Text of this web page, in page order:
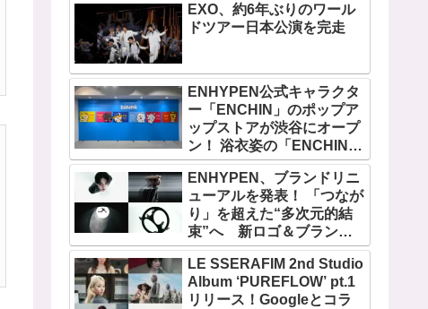
EXO、約6年ぶりのワール
ドツアー日本公演を完走
ENHYPEN公式キャラクタ
ー「ENCHIN」のポップア
ップストアが渋谷にオープ
ン！ 浴衣姿の「ENCHIN」
が登場
ENHYPEN、ブランドリニ
ューアルを発表！ 「つなが
り」を超えた“多次元的結
束”へ 新ロゴ＆ブランド
フィルム公開
LE SSERAFIM 2nd Studio
Album ‘PUREFLOW’ pt.1
リリース！Googleとコラ